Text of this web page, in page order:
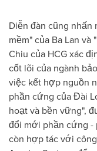
Diễn đàn cũng
mềm" của Ba Lan
Chiu của HCG xác
cốt lõi của ngành
việc kết hợp nguồn
phần cứng của Đài
hoạt và bền vững",
đổi mới phần cứng -
còn hợp tác với